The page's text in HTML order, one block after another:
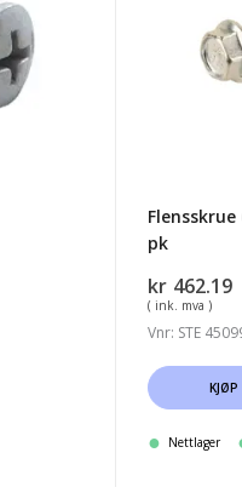
pk
kr 462.19
( ink. mva )
Vnr: STE
KJØP
Nettlager